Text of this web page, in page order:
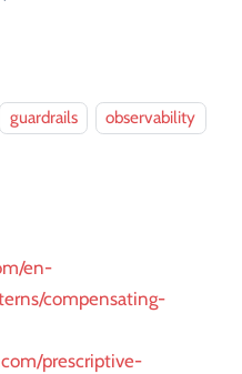
guardrails
observability
en-
compensating-
prescriptive-